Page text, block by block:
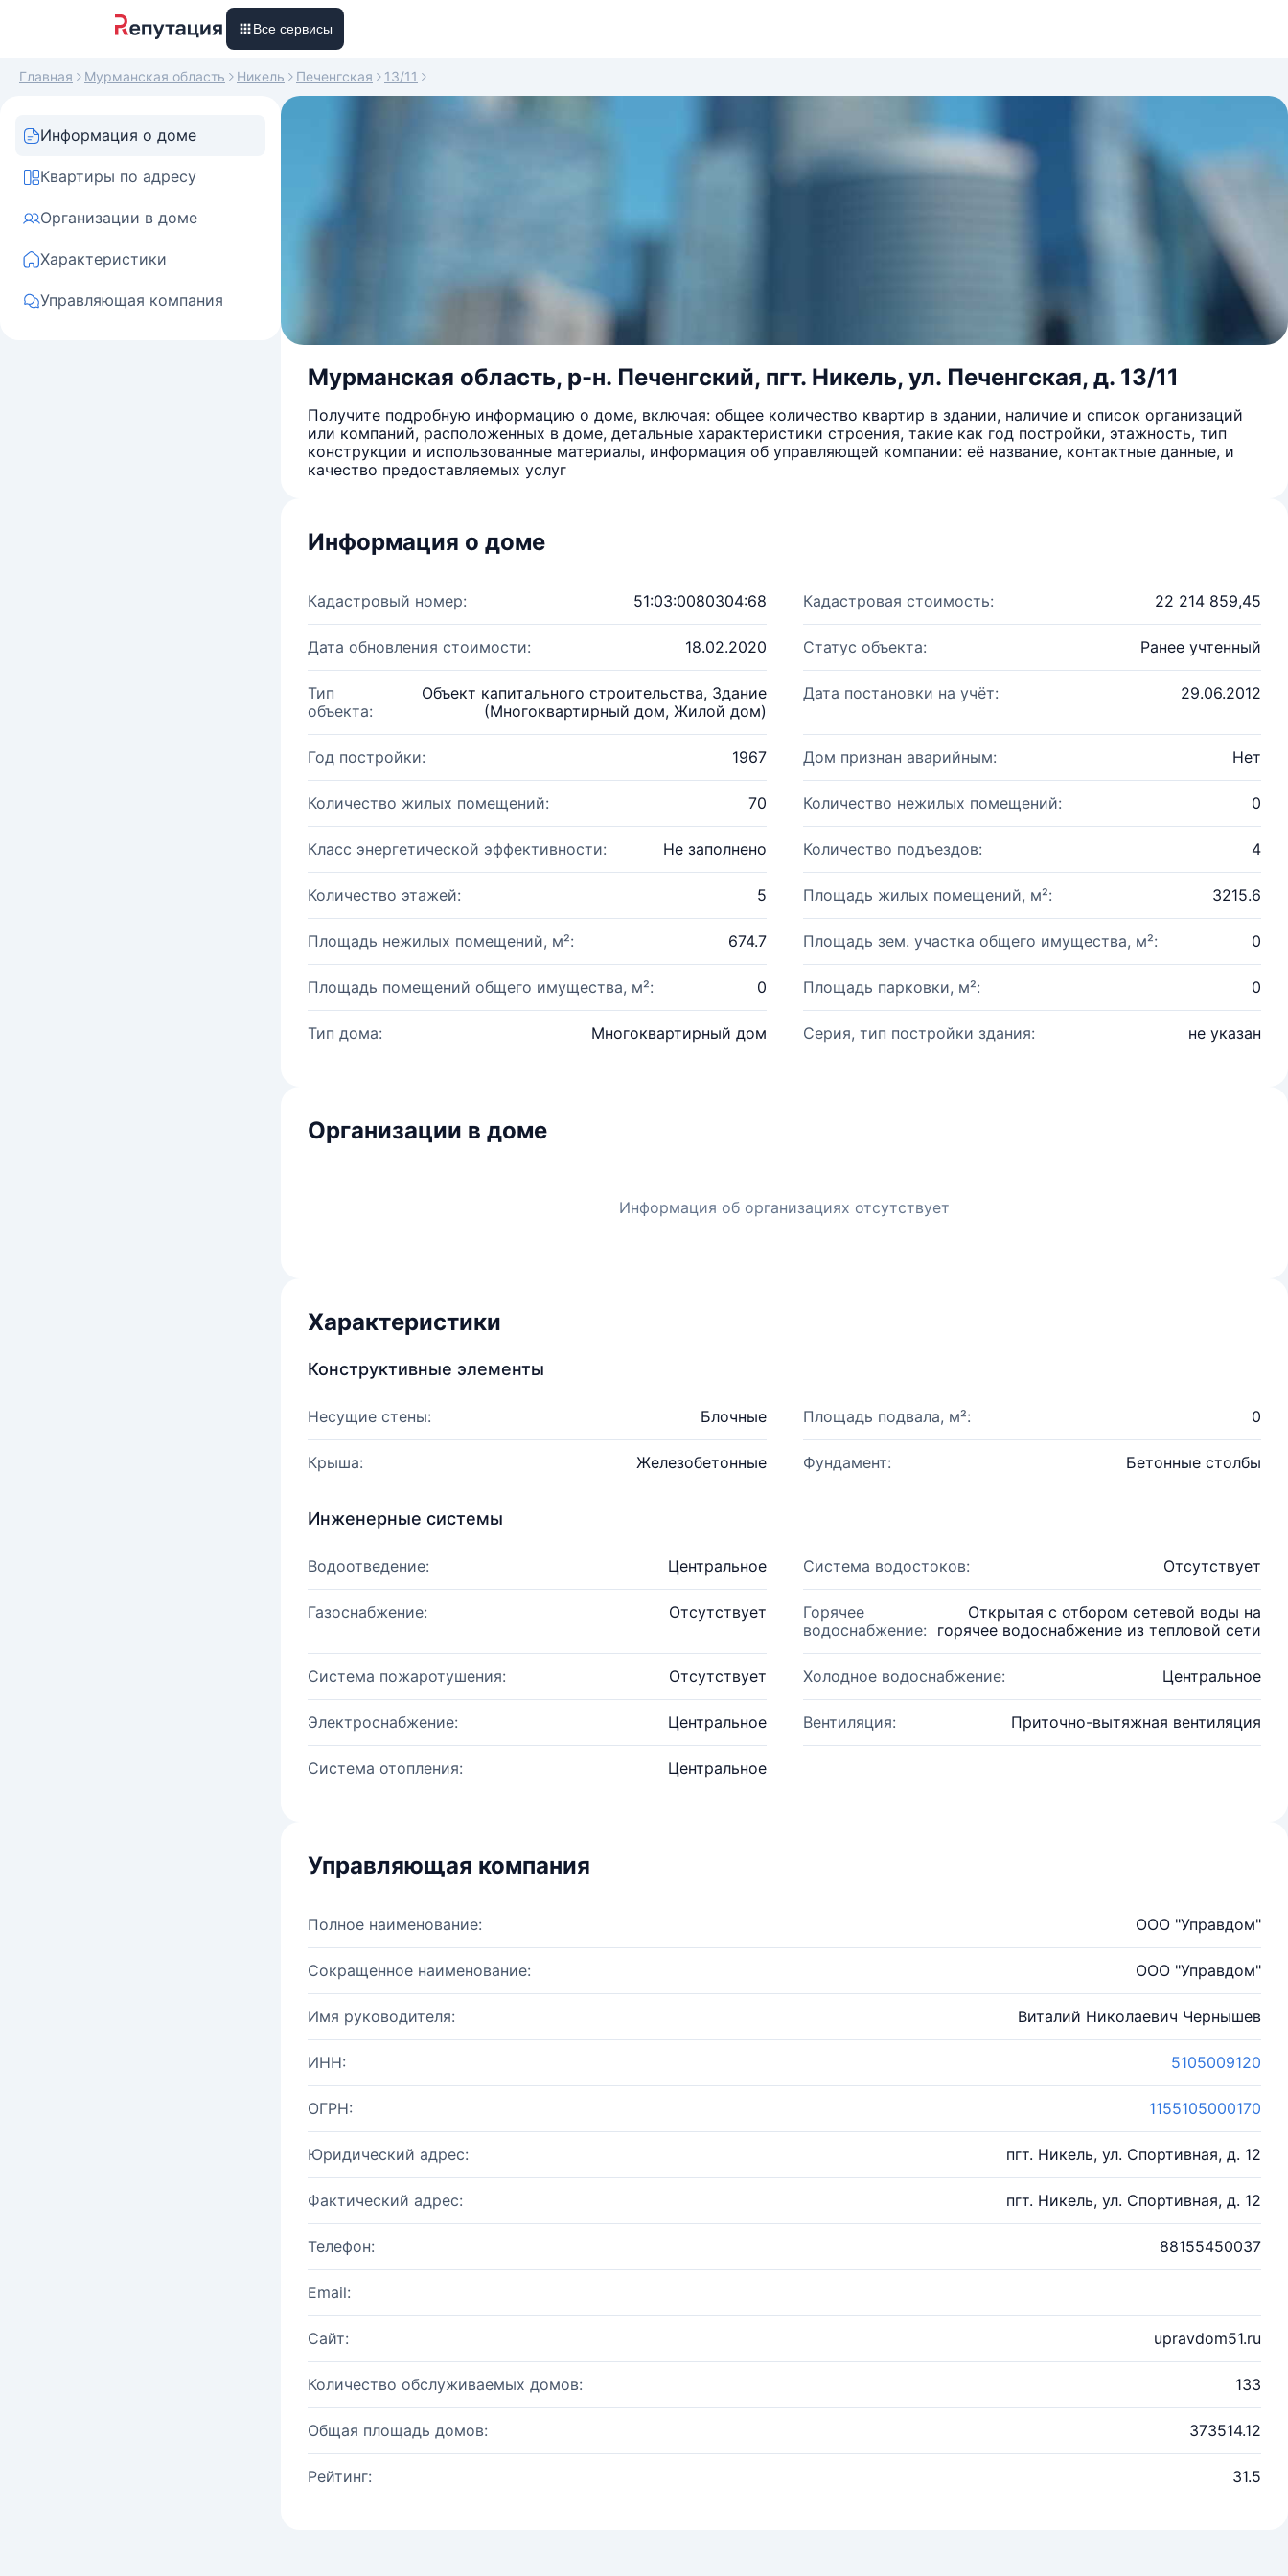
Все сервисы
Главная Мурманская область Никель Печенгская 13/11
Информация о доме
Квартиры по адресу
Организации в доме
Характеристики
Управляющая компания
Мурманская область, р-н. Печенгский, пгт. Никель, ул. Печенгская, д. 13/11
Получите подробную информацию о доме, включая: общее количество квартир в здании, наличие и список организаций
или компаний, расположенных в доме, детальные характеристики строения, такие как год постройки, этажность, тип
конструкции и использованные материалы, информация об управляющей компании: её название, контактные данные, и
качество предоставляемых услуг
Информация о доме
Кадастровый номер: 51:03:0080304:68 Кадастровая стоимость: 22 214 859,45
Дата обновления стоимости: 18.02.2020 Статус объекта: Ранее учтенный
Тип
объекта:
Объект капитального строительства, Здание
(Многоквартирный дом, Жилой дом)
Дата постановки на учёт: 29.06.2012
Год постройки: 1967 Дом признан аварийным: Нет
Количество жилых помещений: 70 Количество нежилых помещений: 0
Класс энергетической эффективности: Не заполнено Количество подъездов: 4
Количество этажей: 5 Площадь жилых помещений, м²: 3215.6
Площадь нежилых помещений, м²: 674.7 Площадь зем. участка общего имущества, м²: 0
Площадь помещений общего имущества, м²: 0 Площадь парковки, м²: 0
Тип дома: Многоквартирный дом Серия, тип постройки здания: не указан
Организации в доме
Информация об организациях отсутствует
Характеристики
Конструктивные элементы
Несущие стены: Блочные Площадь подвала, м²: 0
Крыша: Железобетонные Фундамент: Бетонные столбы
Инженерные системы
Водоотведение: Центральное Система водостоков: Отсутствует
Газоснабжение: Отсутствует
Горячее
водоснабжение:
Открытая с отбором сетевой воды на
горячее водоснабжение из тепловой сети
Система пожаротушения: Отсутствует Холодное водоснабжение: Центральное
Электроснабжение: Центральное Вентиляция: Приточно-вытяжная вентиляция
Система отопления: Центральное
Управляющая компания
Полное наименование: ООО "Управдом"
Сокращенное наименование: ООО "Управдом"
Имя руководителя: Виталий Николаевич Чернышев
ИНН: 5105009120
ОГРН: 1155105000170
Юридический адрес: пгт. Никель, ул. Спортивная, д. 12
Фактический адрес: пгт. Никель, ул. Спортивная, д. 12
Телефон: 88155450037
Email:
Сайт: upravdom51.ru
Количество обслуживаемых домов: 133
Общая площадь домов: 373514.12
Рейтинг: 31.5